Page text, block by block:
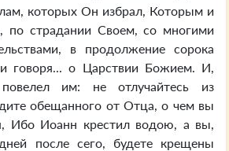
которых Он избрал, Которым и
по страдании Своем, со многими
в продолжение сорока
говоря... о Царствии Божием. И,
им: не отлучайтесь из
обещанного от Отца, о чем вы
Ибо Иоанн крестил водою, а вы,
после сего, будете крещены